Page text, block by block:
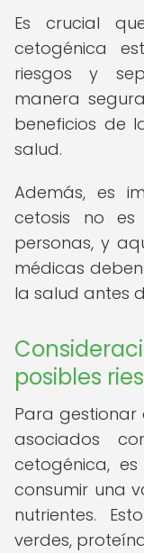
Es crucial
cetogénica
riesgos y
manera
beneficios de
salud.
Además, es
cetosis no
personas, y
médicas
la salud antes
posibles
Para gestionar
asociados
cetogénica,
consumir una
nutrientes.
verdes,